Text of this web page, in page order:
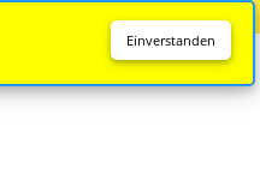
Einverstanden